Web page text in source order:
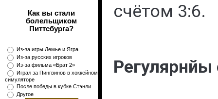
Как вы стали
болельщиком
Питтсбурга?
Из-за игры Лемье и Ягра
Из-за русских игроков
Из-за фильма «Брат 2»
Играл за Пингвинов в хоккейном
симуляторе
После победы в кубке Стэнли
Другое
счётом 3:6.